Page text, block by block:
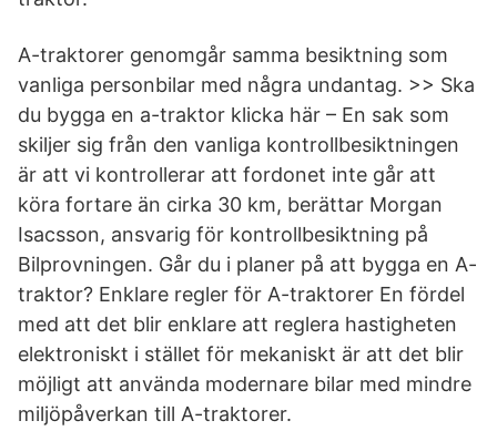
A-traktorer genomgår samma besiktning som
vanliga personbilar med några undantag. >> Ska
du bygga en a-traktor klicka här – En sak som
skiljer sig från den vanliga kontrollbesiktningen
är att vi kontrollerar att fordonet inte går att
köra fortare än cirka 30 km, berättar Morgan
Isacsson, ansvarig för kontrollbesiktning på
Bilprovningen. Går du i planer på att bygga en A-
traktor? Enklare regler för A-traktorer En fördel
med att det blir enklare att reglera hastigheten
elektroniskt i stället för mekaniskt är att det blir
möjligt att använda modernare bilar med mindre
miljöpåverkan till A-traktorer.